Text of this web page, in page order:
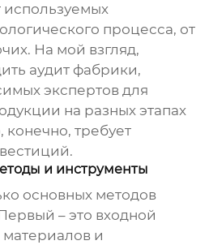
используемых
процесса, от
На мой взгляд,
аудит фабрики,
экспертов для
на разных этапах
конечно, требует
и инструменты
основных методов
– это входной
и